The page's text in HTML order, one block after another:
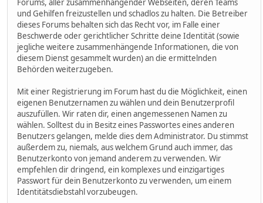
Forums, aller zusammenhängender Webseiten, deren Teams
und Gehilfen freizustellen und schadlos zu halten. Die Betreiber
dieses Forums behalten sich das Recht vor, im Falle einer
Beschwerde oder gerichtlicher Schritte deine Identität (sowie
jegliche weitere zusammenhängende Informationen, die von
diesem Dienst gesammelt wurden) an die ermittelnden
Behörden weiterzugeben.
Mit einer Registrierung im Forum hast du die Möglichkeit, einen
eigenen Benutzernamen zu wählen und dein Benutzerprofil
auszufüllen. Wir raten dir, einen angemessenen Namen zu
wählen. Solltest du in Besitz eines Passwortes eines anderen
Benutzers gelangen, melde dies dem Administrator. Du stimmst
außerdem zu, niemals, aus welchem Grund auch immer, das
Benutzerkonto von jemand anderem zu verwenden. Wir
empfehlen dir dringend, ein komplexes und einzigartiges
Passwort für dein Benutzerkonto zu verwenden, um einem
Identitätsdiebstahl vorzubeugen.